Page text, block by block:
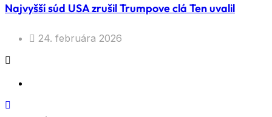
Najvyšší súd USA zrušil Trumpove clá Ten uvalil
24. februára 2026